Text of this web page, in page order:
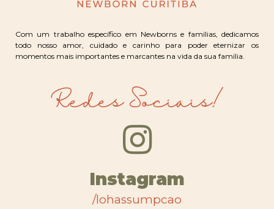
Com um trabalho específico em Newborns e famílias, dedicamos
todo nosso amor, cuidado e carinho para poder eternizar os
momentos mais importantes e marcantes na vida da sua família.
Redes Sociais!
Instagram
/lohassumpcao